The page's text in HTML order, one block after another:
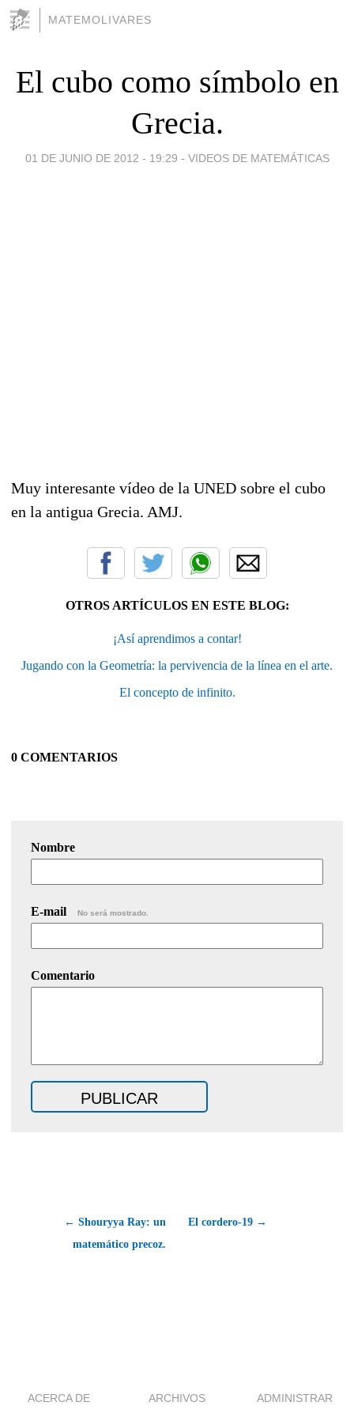
MATEMOLIVARES
El cubo como símbolo en
Grecia.
01 DE JUNIO DE 2012 - 19:29 - VIDEOS DE MATEMÁTICAS
Muy interesante vídeo de la UNED sobre el cubo
en la antigua Grecia. AMJ.
OTROS ARTÍCULOS EN ESTE BLOG:
¡Así aprendimos a contar!
Jugando con la Geometría: la pervivencia de la línea en el arte.
El concepto de infinito.
0 COMENTARIOS
Nombre
E-mail No será mostrado.
Comentario
← Shouryya Ray: un
matemático precoz.
El cordero-19 →
ACERCA DE ARCHIVOS ADMINISTRAR